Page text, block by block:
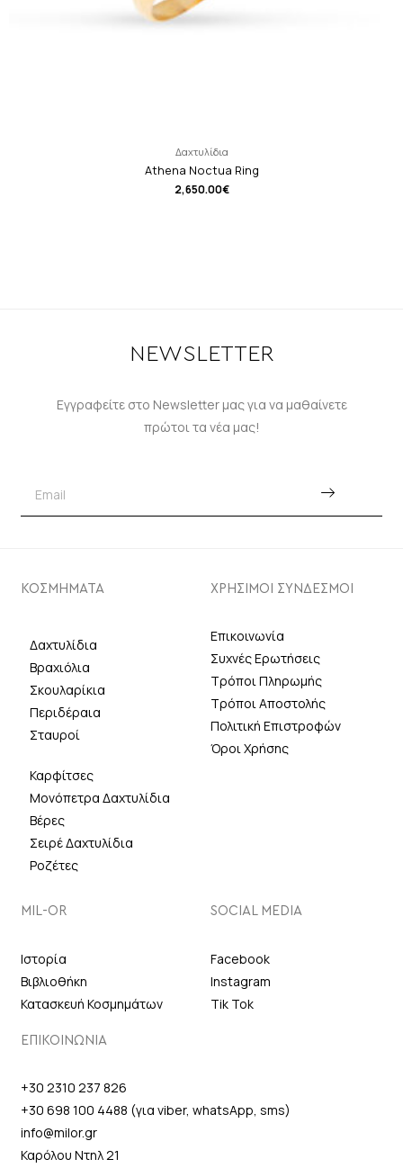
Δαχτυλίδια
Athena Noctua Ring
2,650.00€
NEWSLETTER
Εγγραφείτε στο Newsletter μας για να μαθαίνετε
πρώτοι τα νέα μας!
ΚΟΣΜΗΜΑΤΑ
Δαχτυλίδια
Βραχιόλια
Σκουλαρίκια
Περιδέραια
Σταυροί
Καρφίτσες
Μονόπετρα Δαχτυλίδια
Βέρες
Σειρέ Δαχτυλίδια
Ροζέτες
ΧΡΗΣΙΜΟΙ ΣΥΝΔΕΣΜΟΙ
Επικοινωνία
Συχνές Ερωτήσεις
Τρόποι Πληρωμής
Τρόποι Αποστολής
Πολιτική Επιστροφών
Όροι Χρήσης
MIL-OR
Ιστορία
Βιβλιοθήκη
Κατασκευή Κοσμημάτων
SOCIAL MEDIA
Facebook
Instagram
Tik Tok
ΕΠΙΚΟΙΝΩΝΙΑ
+30 2310 237 826
+30 698 100 4488 (για viber, whatsApp, sms)
info@milor.gr
Καρόλου Ντηλ 21